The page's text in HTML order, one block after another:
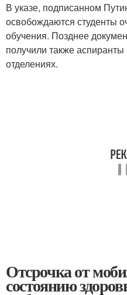
В указе, подписанном
освобождаются студенты
обучения. Позднее
получили также
отделениях.
Отсрочка от
состоянию